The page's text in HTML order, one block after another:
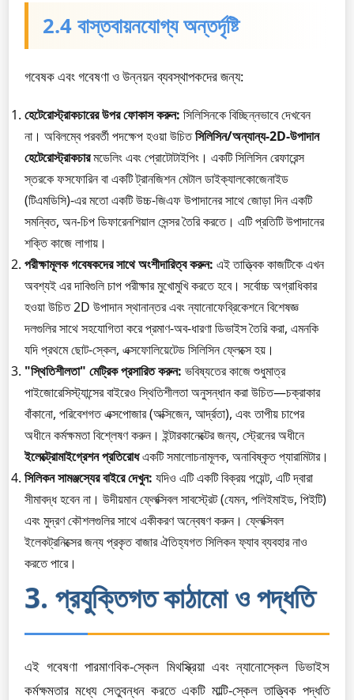
2.4 বাস্তবায়নযোগ্য অন্তর্দৃষ্টি
গবেষক এবং গবেষণা ও উন্নয়ন ব্যবস্থাপকদের জন্য:
হেটেরোস্ট্রাকচারের উপর ফোকাস করুন: সিলিসিনকে বিচ্ছিন্নভাবে দেখবেন
না। অবিলম্বে পরবর্তী পদক্ষেপ হওয়া উচিতসিলিসিন/অন্যান্য-2D-উপাদান
হেটেরোস্ট্রাকচারমডেলিং এবং প্রোটোটাইপিং। একটি সিলিসিন রেফারেন্স
স্তরকে ফসফোরিন বা একটি ট্রানজিশন মেটাল ডাইক্যালকোজেনাইড
(টিএমডিসি)-এর মতো একটি উচ্চ-জিএফ উপাদানের সাথে জোড়া দিন একটি
সমন্বিত, অন-চিপ ডিফারেনশিয়াল সেন্সর তৈরি করতে। এটি প্রতিটি উপাদানের
শক্তি কাজে লাগায়।
পরীক্ষামূলক গবেষকদের সাথে অংশীদারিত্ব করুন: এই তাত্ত্বিক কাজটিকে এখন
অবশ্যই এর দাবিগুলি চাপ পরীক্ষার মুখোমুখি করতে হবে। সর্বোচ্চ অগ্রাধিকার
হওয়া উচিত 2D উপাদান স্থানান্তর এবং ন্যানোফেব্রিকেশনে বিশেষজ্ঞ
দলগুলির সাথে সহযোগিতা করে প্রমাণ-অব-ধারণা ডিভাইস তৈরি করা, এমনকি
যদি প্রথমে ছোট-স্কেল, এক্সফোলিয়েটেড সিলিসিন ফ্লেক্সে হয়।
"স্থিতিশীলতা" মেট্রিক প্রসারিত করুন: ভবিষ্যতের কাজে শুধুমাত্র
পাইজোরেসিস্ট্যান্সের বাইরেও স্থিতিশীলতা অনুসন্ধান করা উচিত—চক্রাকার
বাঁকানো, পরিবেশগত এক্সপোজার (অক্সিজেন, আর্দ্রতা), এবং তাপীয় চাপের
অধীনে কর্মক্ষমতা বিশ্লেষণ করুন। ইন্টারকানেক্টের জন্য, স্ট্রেনের অধীনে
ইলেক্ট্রোমাইগ্রেশন প্রতিরোধএকটি সমালোচনামূলক, অনাবিষ্কৃত প্যারামিটার।
সিলিকন সামঞ্জস্যের বাইরে দেখুন: যদিও এটি একটি বিক্রয় পয়েন্ট, এটি দ্বারা
সীমাবদ্ধ হবেন না। উদীয়মান ফ্লেক্সিবল সাবস্ট্রেট (যেমন, পলিইমাইড, পিইটি)
এবং মুদ্রণ কৌশলগুলির সাথে একীকরণ অন্বেষণ করুন। ফ্লেক্সিবল
ইলেকট্রনিক্সের জন্য প্রকৃত বাজার ঐতিহ্যগত সিলিকন ফ্যাব ব্যবহার নাও
করতে পারে।
3. প্রযুক্তিগত কাঠামো ও পদ্ধতি
এই গবেষণা পারমাণবিক-স্কেল মিথস্ক্রিয়া এবং ন্যানোস্কেল ডিভাইস
কর্মক্ষমতার মধ্যে সেতুবন্ধন করতে একটি মাল্টি-স্কেল তাত্ত্বিক পদ্ধতি